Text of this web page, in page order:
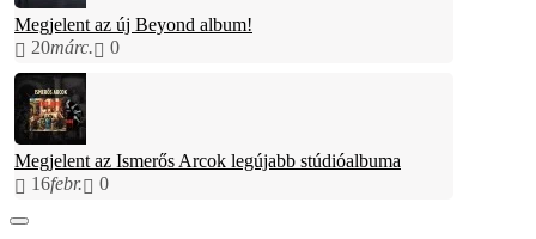
Megjelent az új Beyond album!
20márc. 0
Megjelent az Ismerős Arcok legújabb stúdióalbuma
16febr. 0